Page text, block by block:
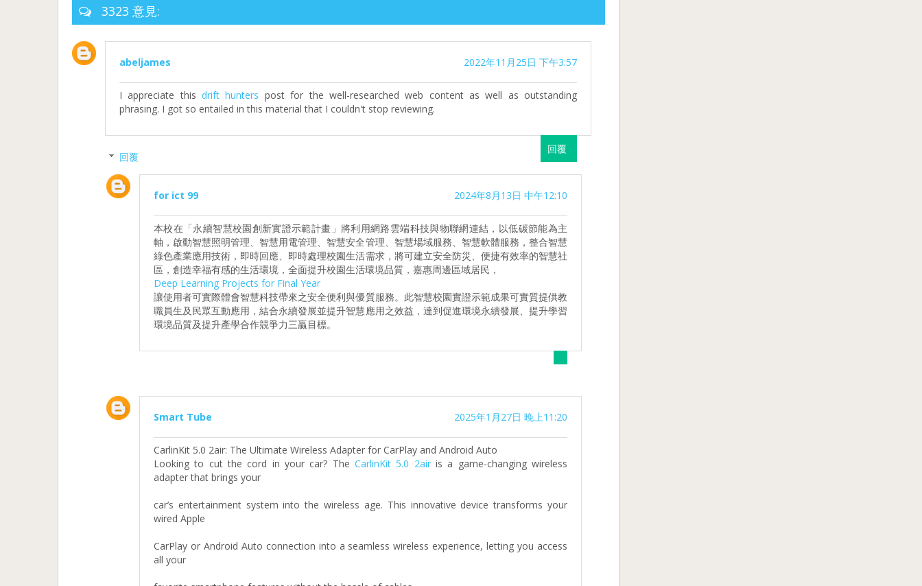
3323 意見:
abeljames 2022年11月25日 下午3:57
I appreciate thisdrift hunters post for the well-researched web content as well as outstanding
phrasing. I got so entailed in this material that I couldn't stop reviewing.
回覆
回覆
for ict 99 2024年8月13日 中午12:10
本校在「永續智慧校園創新實證示範計畫」將利用網路雲端科技與物聯網連結，以低碳節能為主
軸，啟動智慧照明管理、智慧用電管理、智慧安全管理、智慧場域服務、智慧軟體服務，整合智慧
綠色產業應用技術，即時回應、即時處理校園生活需求，將可建立安全防災、便捷有效率的智慧社
區，創造幸福有感的生活環境，全面提升校園生活環境品質，嘉惠周邊區域居民，
Deep Learning Projects for Final Year
讓使用者可實際體會智慧科技帶來之安全便利與優質服務。此智慧校園實證示範成果可實質提供教
職員生及民眾互動應用，結合永續發展並提升智慧應用之效益，達到促進環境永續發展、提升學習
環境品質及提升產學合作競爭力三贏目標。
Smart Tube 2025年1月27日 晚上11:20
CarlinKit 5.0 2air: The Ultimate Wireless Adapter for CarPlay and Android Auto
Looking to cut the cord in your car? The CarlinKit 5.0 2air is a game-changing wireless
adapter that brings your
car’s entertainment system into the wireless age. This innovative device transforms your
wired Apple
CarPlay or Android Auto connection into a seamless wireless experience, letting you access
all your